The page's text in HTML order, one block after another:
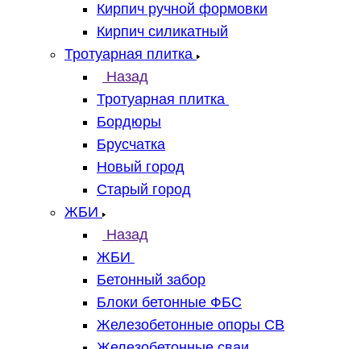
Кирпич ручной формовки
Кирпич силикатный
Тротуарная плитка
Назад
Тротуарная плитка
Бордюры
Брусчатка
Новый город
Старый город
ЖБИ
Назад
ЖБИ
Бетонный забор
Блоки бетонные ФБС
Железобетонные опоры СВ